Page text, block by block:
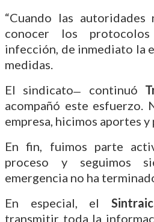
“Cuando las autoridades
conocer los
infección, de inmediato la
medidas.
El sindicato ̶ continuó
acompañó este esfuerzo.
empresa, hicimos aportes y
En fin, fuimos parte
proceso y seguimos
emergencia no ha
En especial, el
transmitir toda la